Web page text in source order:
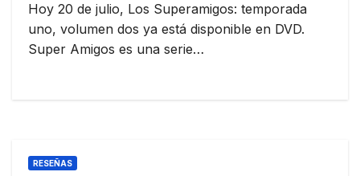
Hoy 20 de julio, Los Superamigos: temporada
uno, volumen dos ya está disponible en DVD.
Super Amigos es una serie…
RESEÑAS